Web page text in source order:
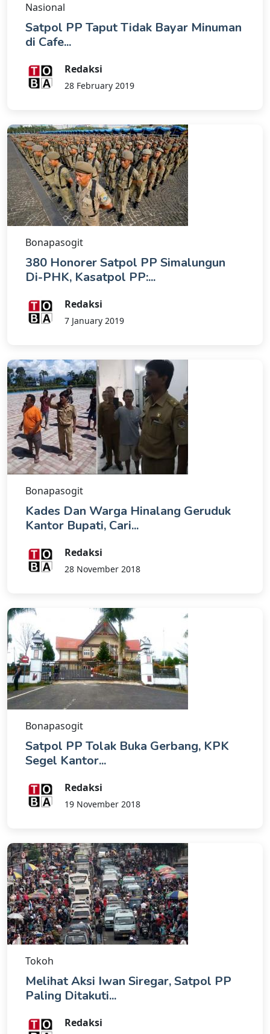
Nasional
Satpol PP Taput Tidak Bayar Minuman
di Cafe...
Redaksi
28 February 2019
Bonapasogit
380 Honorer Satpol PP Simalungun
Di-PHK, Kasatpol PP:...
Redaksi
7 January 2019
Bonapasogit
Kades Dan Warga Hinalang Geruduk
Kantor Bupati, Cari...
Redaksi
28 November 2018
Bonapasogit
Satpol PP Tolak Buka Gerbang, KPK
Segel Kantor...
Redaksi
19 November 2018
Tokoh
Melihat Aksi Iwan Siregar, Satpol PP
Paling Ditakuti...
Redaksi